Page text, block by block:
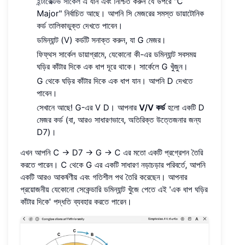
Major" নির্বাচিত আছে। আপনি সি মেজরের সমস্ত ডায়াটোনিক
কর্ড তালিকাভুক্ত দেখতে পাবেন।
ডমিন্যান্ট (V) কর্ডটি সনাক্ত করুন, যা G মেজর।
ফিফ্থস সার্কেল ডায়াগ্রামে, যেকোনো কী-এর ডমিন্যান্ট সবসময়
ঘড়ির কাঁটার দিকে এক ধাপ দূরে থাকে। সার্কেলে G খুঁজুন।
G থেকে ঘড়ির কাঁটার দিকে এক ধাপ যান। আপনি D দেখতে
পাবেন।
সেখানে আছে! G-এর V D। আপনার V/V কর্ডহলো একটি D
মেজর কর্ড (বা, আরও সাধারণভাবে, অতিরিক্ত উত্তেজনার জন্য
D7)।
এখন আপনি C -> D7 -> G -> C এর মতো একটি প্রগ্রেশন তৈরি
করতে পারেন। C থেকে G এর একটি সাধারণ নড়াচড়ার পরিবর্তে, আপনি
একটি আরও আকর্ষণীয় এবং গতিশীল পথ তৈরি করেছেন। আপনার
প্রয়োজনীয় যেকোনো সেকেন্ডারি ডমিন্যান্ট খুঁজে পেতে এই 'এক ধাপ ঘড়ির
কাঁটার দিকে' পদ্ধতি ব্যবহার করতে পারেন।